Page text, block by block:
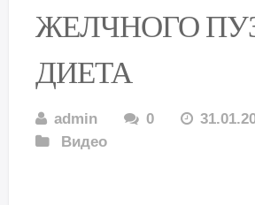
ЖЕЛЧНОГО
ДИЕТА
admin 0
Видео